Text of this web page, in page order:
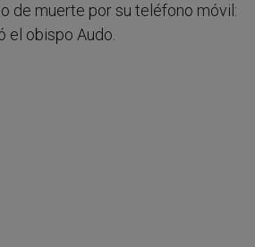
de muerte por su teléfono móvil:
el obispo Audo.